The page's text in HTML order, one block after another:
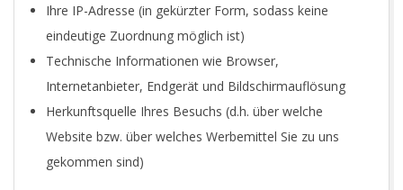
Ihre IP-Adresse (in gekürzter Form, sodass keine
eindeutige Zuordnung möglich ist)
Technische Informationen wie Browser,
Internetanbieter, Endgerät und Bildschirmauflösung
Herkunftsquelle Ihres Besuchs (d.h. über welche
Website bzw. über welches Werbemittel Sie zu uns
gekommen sind)